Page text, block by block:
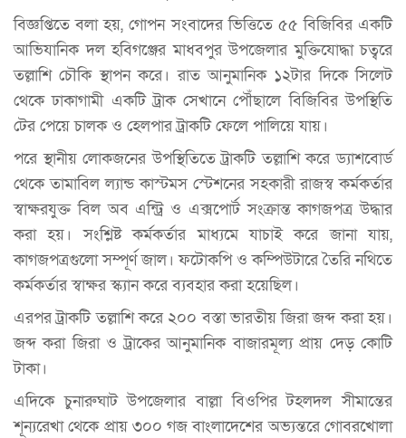
বিজ্ঞপ্তিতে বলা হয়, গোপন সংবাদের ভিত্তিতে ৫৫ বিজিবির একটি
আভিযানিক দল হবিগঞ্জের মাধবপুর উপজেলার মুক্তিযোদ্ধা চত্বরে
তল্লাশি চৌকি স্থাপন করে। রাত আনুমানিক ১২টার দিকে সিলেট
থেকে ঢাকাগামী একটি ট্রাক সেখানে পৌঁছালে বিজিবির উপস্থিতি
টের পেয়ে চালক ও হেলপার ট্রাকটি ফেলে পালিয়ে যায়।
পরে স্থানীয় লোকজনের উপস্থিতিতে ট্রাকটি তল্লাশি করে ড্যাশবোর্ড
থেকে তামাবিল ল্যান্ড কাস্টমস স্টেশনের সহকারী রাজস্ব কর্মকর্তার
স্বাক্ষরযুক্ত বিল অব এন্ট্রি ও এক্সপোর্ট সংক্রান্ত কাগজপত্র উদ্ধার
করা হয়। সংশ্লিষ্ট কর্মকর্তার মাধ্যমে যাচাই করে জানা যায়,
কাগজপত্রগুলো সম্পূর্ণ জাল। ফটোকপি ও কম্পিউটারে তৈরি নথিতে
কর্মকর্তার স্বাক্ষর স্ক্যান করে ব্যবহার করা হয়েছিল।
এরপর ট্রাকটি তল্লাশি করে ২০০ বস্তা ভারতীয় জিরা জব্দ করা হয়।
জব্দ করা জিরা ও ট্রাকের আনুমানিক বাজারমূল্য প্রায় দেড় কোটি
টাকা।
এদিকে চুনারুঘাট উপজেলার বাল্লা বিওপির টহলদল সীমান্তের
শূন্যরেখা থেকে প্রায় ৩০০ গজ বাংলাদেশের অভ্যন্তরে গোবরখোলা